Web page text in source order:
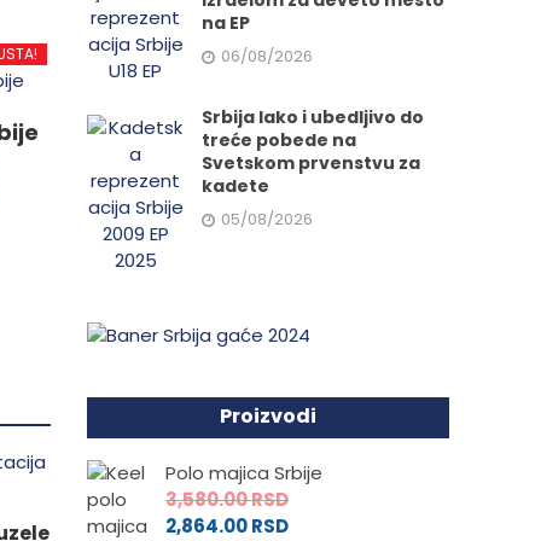
na EP
06/08/2026
Srbija lako i ubedljivo do
treće pobede na
Svetskom prvenstvu za
kadete
05/08/2026
Proizvodi
Polo majica Srbije
3,580.00RSD
2,864.00RSD